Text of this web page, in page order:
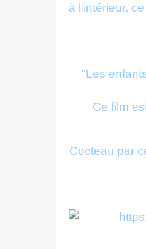
à l'intérieur,
"Les
Ce film
Cocteau par